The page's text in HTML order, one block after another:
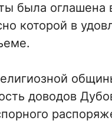
была оглашена
которой в
доводов